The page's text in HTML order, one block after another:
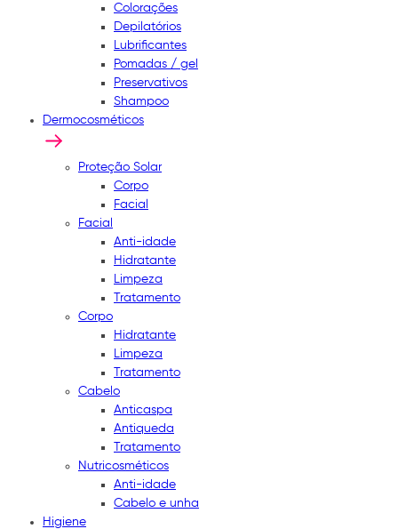
Colorações
Depilatórios
Lubrificantes
Pomadas / gel
Preservativos
Shampoo
Dermocosméticos
Proteção Solar
Corpo
Facial
Facial
Anti-idade
Hidratante
Limpeza
Tratamento
Corpo
Hidratante
Limpeza
Tratamento
Cabelo
Anticaspa
Antiqueda
Tratamento
Nutricosméticos
Anti-idade
Cabelo e unha
Higiene